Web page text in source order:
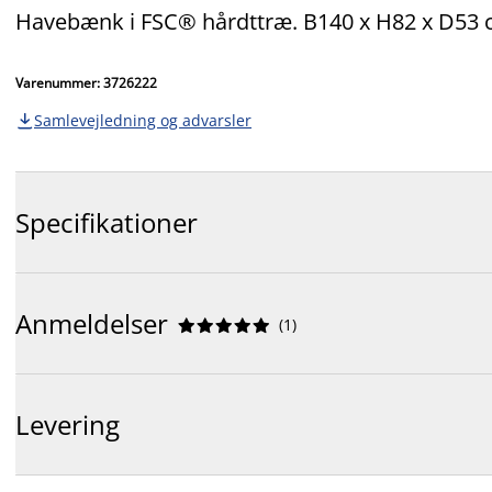
Havebænk i FSC® hårdttræ. B140 x H82 x D53
Varenummer: 3726222
 Samlevejledning og advarsler
Specifikationer
Anmeldelser 




 (1)
Levering